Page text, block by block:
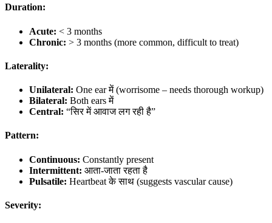
Duration:
Acute: < 3 months
Chronic: > 3 months (more common, difficult to treat)
Laterality:
Unilateral: One ear में (worrisome – needs thorough workup)
Bilateral: Both ears में
Central: “सिर में आवाज लग रही है”
Pattern:
Continuous: Constantly present
Intermittent: आता-जाता रहता है
Pulsatile: Heartbeat के साथ (suggests vascular cause)
Severity: